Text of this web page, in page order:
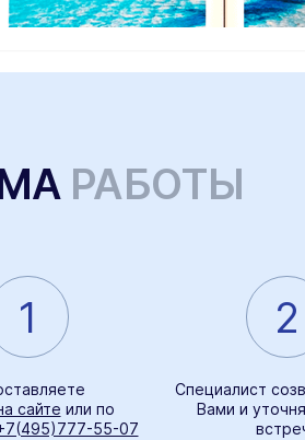
РАБОТЫ
1
сайте или по
55-07
2
Специалист
Вами и